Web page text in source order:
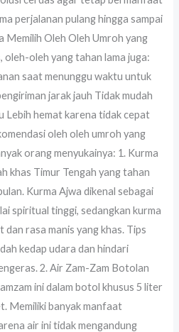
perjalanan pulang hingga sampai
Memilih Oleh Oleh Umroh yang
oleh-oleh yang tahan lama juga:
saat menunggu waktu untuk
jarak jauh Tidak mudah
Lebih hemat karena tidak cepat
oleh oleh umroh yang
orang menyukainya: 1. Kurma
khas Timur Tengah yang tahan
Kurma Ajwa dikenal sebagai
spiritual tinggi, sedangkan kurma
rasa manis yang khas. Tips
kedap udara dan hindari
2. Air Zam-Zam Botolan
ini dalam botol khusus 5 liter
Memiliki banyak manfaat
air ini tidak mengandung